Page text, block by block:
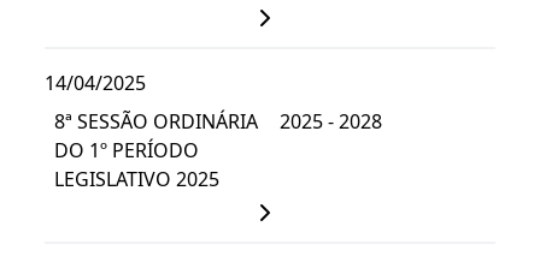
14/04/2025
8ª SESSÃO ORDINÁRIA
DO 1º PERÍODO
LEGISLATIVO 2025
2025 - 2028